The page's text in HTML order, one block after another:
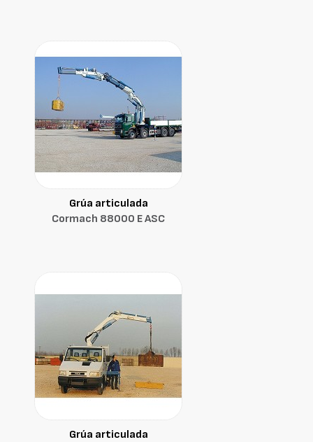
Grúa articulada
Cormach 88000 E ASC
Grúa articulada